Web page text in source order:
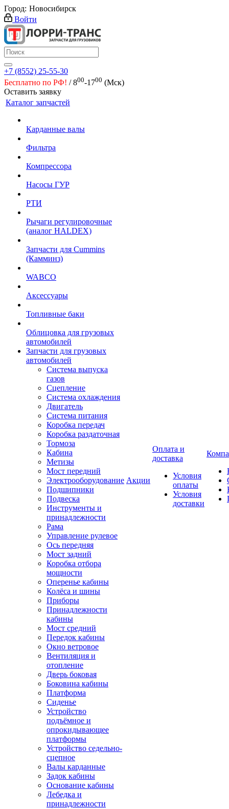
Город: Новосибирск
Войти
+7 (8552) 25-55-30
Бесплатно по РФ! / 800-1700 (Мск)
Оставить заявку
Каталог запчастей
Карданные валы
Фильтра
Компрессора
Насосы ГУР
РТИ
Рычаги регулировочные
(аналог HALDEX)
Запчасти для Cummins
(Камминз)
WABCO
Аксессуары
Топливные баки
Облицовка для грузовых
автомобилей
Запчасти для грузовых
автомобилей
Система выпуска
газов
Сцепление
Система охлаждения
Двигатель
Система питания
Коробка передач
Коробка раздаточная
Тормоза
Кабина
Метизы
Мост передний
Электрооборудование
Подшипники
Подвеска
Инструменты и
принадлежности
Рама
Управление рулевое
Ось передняя
Мост задний
Коробка отбора
мощности
Оперенье кабины
Колёса и шины
Приборы
Принадлежности
кабины
Мост средний
Передок кабины
Окно ветровое
Вентиляция и
отопление
Дверь боковая
Боковина кабины
Платформа
Сиденье
Устройство
подъёмное и
опрокидывающее
платформы
Устройство седельно-
сцепное
Валы карданные
Задок кабины
Основание кабины
Лебедка и
принадлежности
Акции
Оплата и
доставка
Условия
оплаты
Условия
доставки